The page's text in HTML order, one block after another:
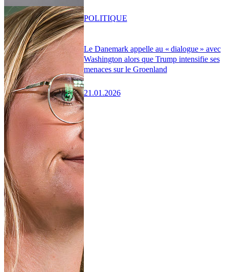
Le Danemark appelle au « dialogue » avec
Washington alors que Trump intensifie ses
menaces sur le Groenland
21.01.2026
POLITIQUE